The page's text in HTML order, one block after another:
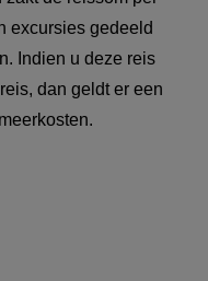
excursies gedeeld
Indien u deze reis
dan geldt er een